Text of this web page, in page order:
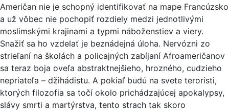
Američan nie je schopný identifikovať na mape Francúzsko
a už vôbec nie pochopiť rozdiely medzi jednotlivými
moslimskými krajinami a typmi náboženstiev a viery.
Snažiť sa ho vzdelať je beznádejná úloha. Nervózni zo
strieľaní na školách a policajných zabíjaní Afroameričanov
sa teraz boja oveľa abstraktnejšieho, hrozného, cudzieho
nepriateľa – džihádistu. A pokiaľ budú na svete teroristi,
ktorých filozofia sa točí okolo prichádzajúcej apokalypsy,
slávy smrti a martýrstva, tento strach tak skoro